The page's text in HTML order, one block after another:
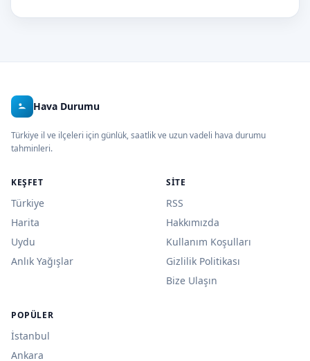
Hava Durumu
Türkiye il ve ilçeleri için günlük, saatlik ve uzun vadeli hava durumu
tahminleri.
KEŞFET
Türkiye
Harita
Uydu
Anlık Yağışlar
SITE
RSS
Hakkımızda
Kullanım Koşulları
Gizlilik Politikası
Bize Ulaşın
POPÜLER
İstanbul
Ankara